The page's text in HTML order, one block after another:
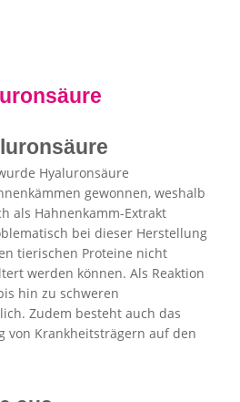
Hyaluronsäure
gewonnen, weshalb
als Hahnenkamm-Extrakt
bei dieser Herstellung
tierischen Proteine nicht
werden können. Als Reaktion
hin zu schweren
Zudem besteht auch das
von Krankheitsträgern auf den